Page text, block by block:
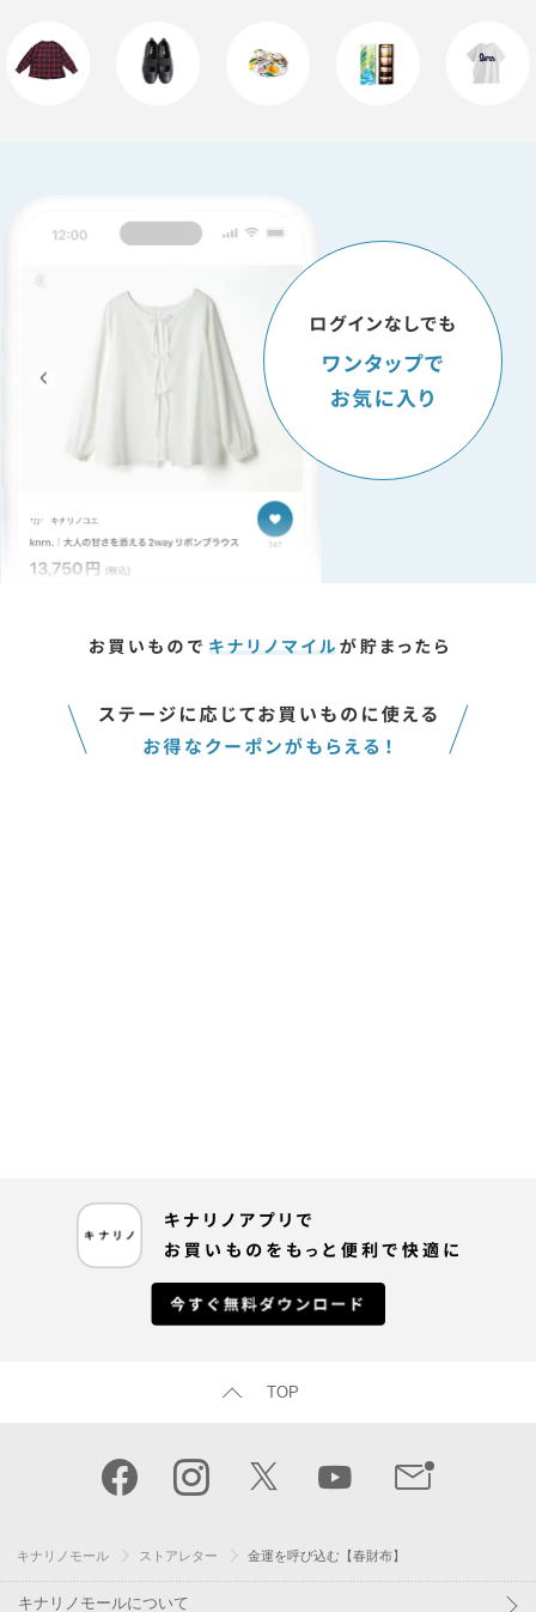
TOP
キナリノモール ストアレター 金運を呼び込む【春財布】
キナリノモールについて